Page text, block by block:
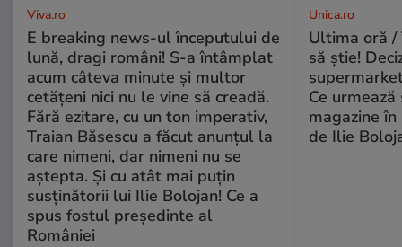
Viva.ro
E breaking news-ul începutului de
lună, dragi români! S-a întâmplat
acum câteva minute și multor
cetățeni nici nu le vine să creadă.
Fără ezitare, cu un ton imperativ,
Traian Băsescu a făcut anunțul la
care nimeni, dar nimeni nu se
aștepta. Și cu atât mai puțin
susținătorii lui Ilie Bolojan! Ce a
spus fostul președinte al
României
Unica.ro
Ultima oră /
să știe!
Ce
magazine
de Ilie